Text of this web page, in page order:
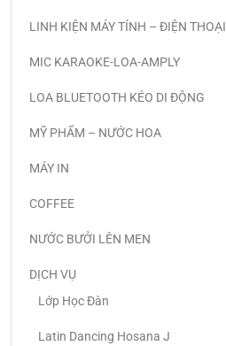
LINH KIỆN MÁY TÍNH – ĐIỆN THOẠI
MIC KARAOKE-LOA-AMPLY
LOA BLUETOOTH KÉO DI ĐỘNG
MỸ PHẨM – NƯỚC HOA
MÁY IN
COFFEE
NƯỚC BƯỞI LÊN MEN
DỊCH VỤ
Lớp Học Đàn
Latin Dancing Hosana J